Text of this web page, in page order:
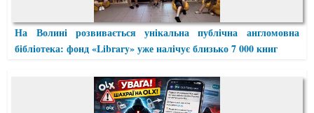
На Волині розвивається унікальна публічна англомовна
бібліотека: фонд «Library» уже налічує близько 7 000 книг